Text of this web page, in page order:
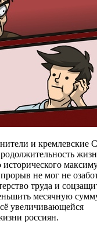
и кремлевские
исторического
не мог не
труда и
месячную
увеличивающейся
россиян.